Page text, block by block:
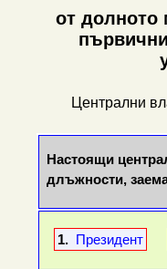
от долното
Централни
Настоящи
длъжности,
1. Президент